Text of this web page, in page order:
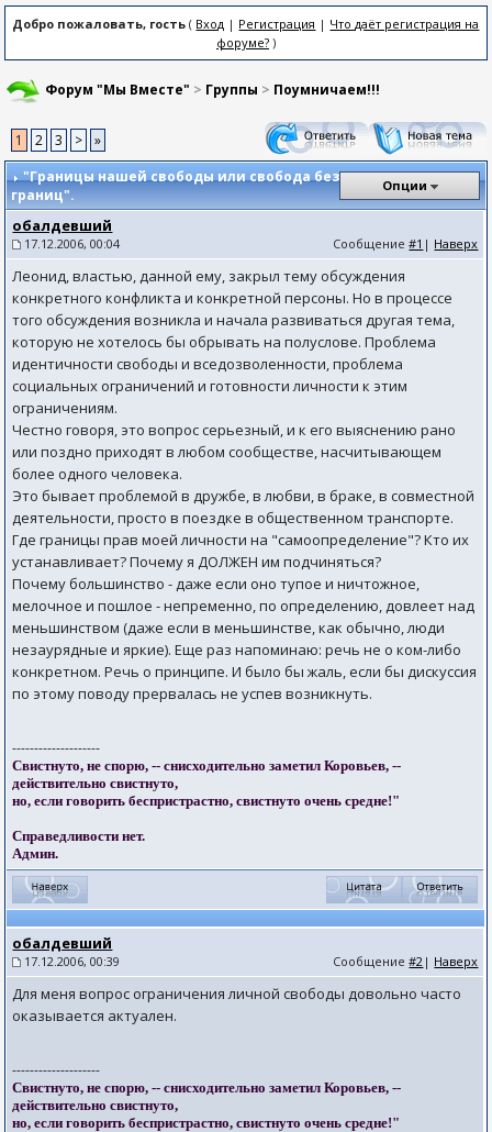
Добро пожаловать, гость ( Вход | Регистрация | Что даёт регистрация на
форуме?)
Форум "Мы Вместе" > Группы > Поумничаем!!!
1 2 3 >
»
"Границы нашей свободы или свобода без
границ".
Опции
обалдевший
17.12.2006, 00:04 Сообщение#1 | Наверх
Леонид, властью, данной ему, закрыл тему обсуждения
конкретного конфликта и конкретной персоны. Но в процессе
того обсуждения возникла и начала развиваться другая тема,
которую не хотелось бы обрывать на полуслове. Проблема
идентичности свободы и вседозволенности, проблема
социальных ограничений и готовности личности к этим
ограничениям.
Честно говоря, это вопрос серьезный, и к его выяснению рано
или поздно приходят в любом сообществе, насчитывающем
более одного человека.
Это бывает проблемой в дружбе, в любви, в браке, в совместной
деятельности, просто в поездке в общественном транспорте.
Где границы прав моей личности на "самоопределение"? Кто их
устанавливает? Почему я ДОЛЖЕН им подчиняться?
Почему большинство - даже если оно тупое и ничтожное,
мелочное и пошлое - непременно, по определению, довлеет над
меньшинством (даже если в меньшинстве, как обычно, люди
незаурядные и яркие). Еще раз напоминаю: речь не о ком-либо
конкретном. Речь о принципе. И было бы жаль, если бы дискуссия
по этому поводу прервалась не успев возникнуть.
--------------------
Свистнуто, не спорю, -- снисходительно заметил Коровьев, --
действительно свистнуто,
но, если говорить беспристрастно, свистнуто очень средне!"
Справедливости нет.
Админ.
обалдевший
17.12.2006, 00:39 Сообщение#2 | Наверх
Для меня вопрос ограничения личной свободы довольно часто
оказывается актуален.
--------------------
Свистнуто, не спорю, -- снисходительно заметил Коровьев, --
действительно свистнуто,
но, если говорить беспристрастно, свистнуто очень средне!"